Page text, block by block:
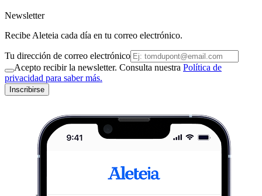
Newsletter
Recibe Aleteia cada día en tu correo electrónico.
Tu dirección de correo electrónico
Acepto recibir la newsletter. Consulta nuestra Política de
privacidad para saber más.
Inscribirse